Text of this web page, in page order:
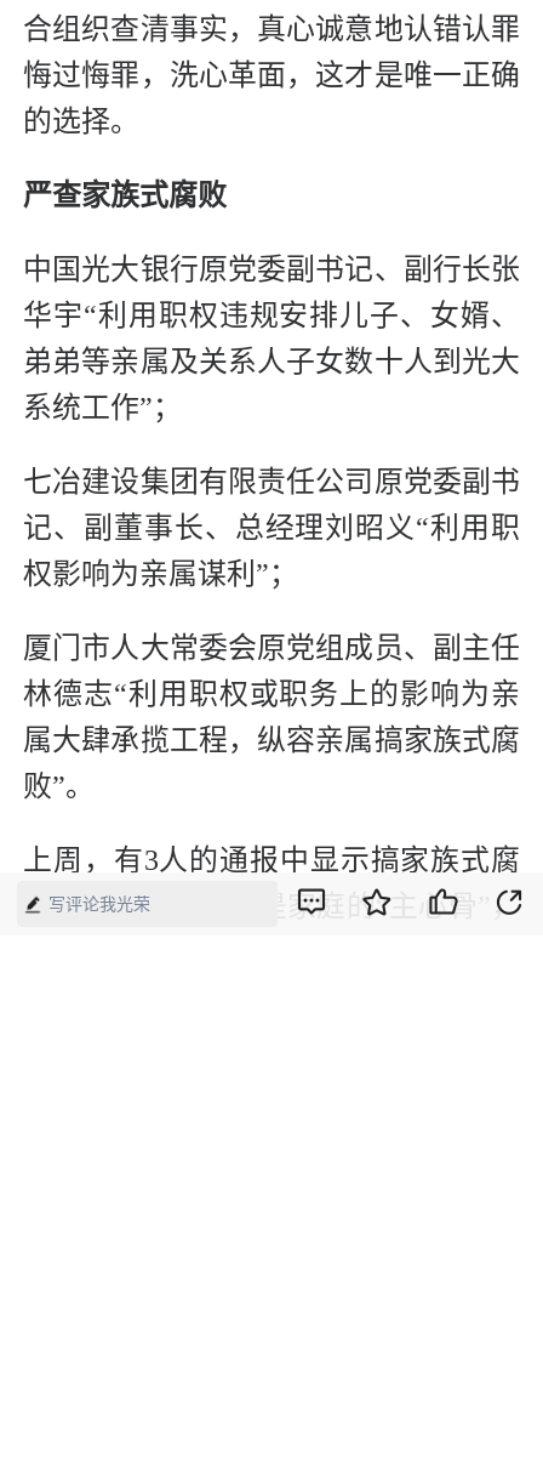
合组织查清事实，真心诚意地认错认罪
悔过悔罪，洗心革面，这才是唯一正确
的选择。
严查家族式腐败
中国光大银行原党委副书记、副行长张
华宇“利用职权违规安排儿子、女婿、
弟弟等亲属及关系人子女数十人到光大
系统工作”；
七冶建设集团有限责任公司原党委副书
记、副董事长、总经理刘昭义“利用职
权影响为亲属谋利”；
厦门市人大常委会原党组成员、副主任
林德志“利用职权或职务上的影响为亲
属大肆承揽工程，纵容亲属搞家族式腐
败”。
上周，有3人的通报中显示搞家族式腐
败。党员干部大都是家庭的“主心骨”，
写评论我光荣